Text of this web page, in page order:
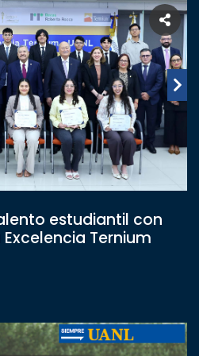
estudiantil con
Ternium